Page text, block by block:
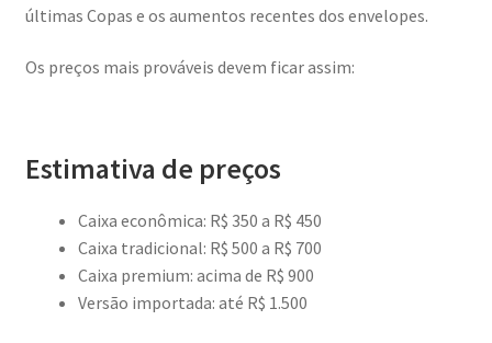
últimas Copas e os aumentos recentes dos envelopes.
Os preços mais prováveis devem ficar assim:
Estimativa de preços
Caixa econômica: R$ 350 a R$ 450
Caixa tradicional: R$ 500 a R$ 700
Caixa premium: acima de R$ 900
Versão importada: até R$ 1.500